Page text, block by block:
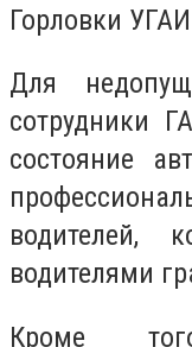
Горловки
Для
сотрудники
состояние
водителей,
водителями
Кроме